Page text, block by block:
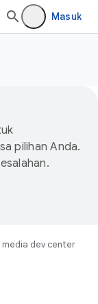
Masuk
pilihan Anda.
media dev center